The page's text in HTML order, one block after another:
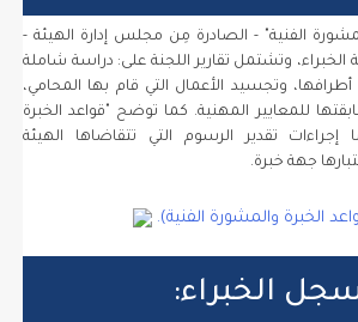
الفنية" - الصادرة مِن مجلس إدارة الهيئة -
الخبراء، وتشتمل تقارير اللجنة على: دراسة شاملة
وتجسيد الأعمال التي قام بها المحامي،
للمعايير المهنية. كما توضح "قواعد الخبرة
تقدير الرسوم التي تتقاضاها الهيئة
جهة خبرة.
الخبرة والمشورة الفنية).
الخبراء: